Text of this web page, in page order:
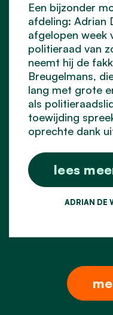
Een bijzonder
afdeling: Adrian
afgelopen week
politieraad van
neemt hij de
Breugelmans,
lang met grote
als
toewijding
oprechte dank
lees
ADRIAN DE